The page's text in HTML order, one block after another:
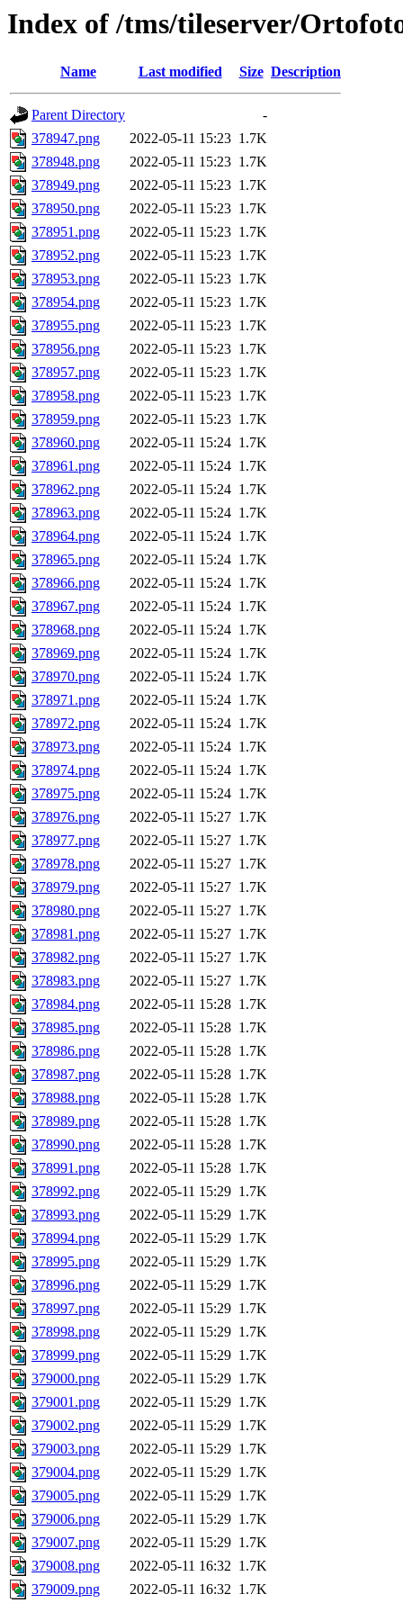
Index of /tms/tileserver/
Name Last modified Size Description
Parent Directory
-
378947.png
2022-05-11 15:23 1.7K
378948.png
2022-05-11 15:23 1.7K
378949.png
2022-05-11 15:23 1.7K
378950.png
2022-05-11 15:23 1.7K
378951.png
2022-05-11 15:23 1.7K
378952.png
2022-05-11 15:23 1.7K
378953.png
2022-05-11 15:23 1.7K
378954.png
2022-05-11 15:23 1.7K
378955.png
2022-05-11 15:23 1.7K
378956.png
2022-05-11 15:23 1.7K
378957.png
2022-05-11 15:23 1.7K
378958.png
2022-05-11 15:23 1.7K
378959.png
2022-05-11 15:23 1.7K
378960.png
2022-05-11 15:24 1.7K
378961.png
2022-05-11 15:24 1.7K
378962.png
2022-05-11 15:24 1.7K
378963.png
2022-05-11 15:24 1.7K
378964.png
2022-05-11 15:24 1.7K
378965.png
2022-05-11 15:24 1.7K
378966.png
2022-05-11 15:24 1.7K
378967.png
2022-05-11 15:24 1.7K
378968.png
2022-05-11 15:24 1.7K
378969.png
2022-05-11 15:24 1.7K
378970.png
2022-05-11 15:24 1.7K
378971.png
2022-05-11 15:24 1.7K
378972.png
2022-05-11 15:24 1.7K
378973.png
2022-05-11 15:24 1.7K
378974.png
2022-05-11 15:24 1.7K
378975.png
2022-05-11 15:24 1.7K
378976.png
2022-05-11 15:27 1.7K
378977.png
2022-05-11 15:27 1.7K
378978.png
2022-05-11 15:27 1.7K
378979.png
2022-05-11 15:27 1.7K
378980.png
2022-05-11 15:27 1.7K
378981.png
2022-05-11 15:27 1.7K
378982.png
2022-05-11 15:27 1.7K
378983.png
2022-05-11 15:27 1.7K
378984.png
2022-05-11 15:28 1.7K
378985.png
2022-05-11 15:28 1.7K
378986.png
2022-05-11 15:28 1.7K
378987.png
2022-05-11 15:28 1.7K
378988.png
2022-05-11 15:28 1.7K
378989.png
2022-05-11 15:28 1.7K
378990.png
2022-05-11 15:28 1.7K
378991.png
2022-05-11 15:28 1.7K
378992.png
2022-05-11 15:29 1.7K
378993.png
2022-05-11 15:29 1.7K
378994.png
2022-05-11 15:29 1.7K
378995.png
2022-05-11 15:29 1.7K
378996.png
2022-05-11 15:29 1.7K
378997.png
2022-05-11 15:29 1.7K
378998.png
2022-05-11 15:29 1.7K
378999.png
2022-05-11 15:29 1.7K
379000.png
2022-05-11 15:29 1.7K
379001.png
2022-05-11 15:29 1.7K
379002.png
2022-05-11 15:29 1.7K
379003.png
2022-05-11 15:29 1.7K
379004.png
2022-05-11 15:29 1.7K
379005.png
2022-05-11 15:29 1.7K
379006.png
2022-05-11 15:29 1.7K
379007.png
2022-05-11 15:29 1.7K
379008.png
2022-05-11 16:32 1.7K
379009.png
2022-05-11 16:32 1.7K